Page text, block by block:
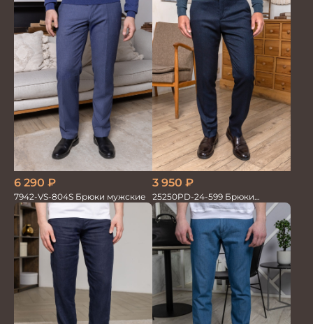
6 290 ₽
7942-VS-804S Брюки мужские
3 950 ₽
25250PD-24-599 Брюки
мужские